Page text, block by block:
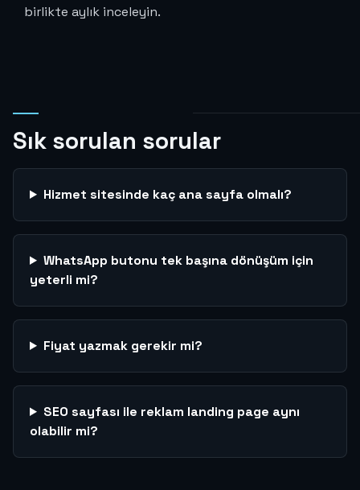
birlikte aylık inceleyin.
Sık sorulan sorular
Hizmet sitesinde kaç ana sayfa olmalı?
WhatsApp butonu tek başına dönüşüm için
yeterli mi?
Fiyat yazmak gerekir mi?
SEO sayfası ile reklam landing page aynı
olabilir mi?